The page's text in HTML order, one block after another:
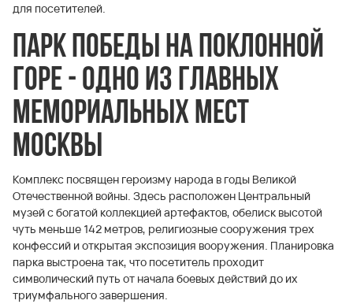
для посетителей.
Парк Победы на Поклонной
горе - одно из главных
мемориальных мест
Москвы
Комплекс посвящен героизму народа в годы Великой
Отечественной войны. Здесь расположен Центральный
музей с богатой коллекцией артефактов, обелиск высотой
чуть меньше 142 метров, религиозные сооружения трех
конфессий и открытая экспозиция вооружения. Планировка
парка выстроена так, что посетитель проходит
символический путь от начала боевых действий до их
триумфального завершения.